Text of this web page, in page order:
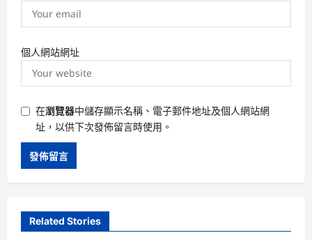
個人網站網址
在瀏覽器中儲存顯示名稱、電子郵件地址及個人網站網
址，以供下次發佈留言時使用。
Related Stories